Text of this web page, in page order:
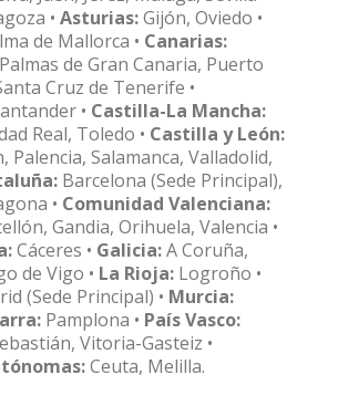
• Asturias:Gijón, Oviedo •
de Mallorca • Canarias:
de Gran Canaria, Puerto
Cruz de Tenerife •
• Castilla-La Mancha:
Real, Toledo • Castilla y León:
Palencia, Salamanca, Valladolid,
Barcelona (Sede Principal),
• Comunidad Valenciana:
Gandia, Orihuela, Valencia •
Cáceres • Galicia:A Coruña,
de Vigo • La Rioja: Logroño •
(Sede Principal) • Murcia:
Pamplona • País Vasco:
Vitoria-Gasteiz •
Ceuta, Melilla.